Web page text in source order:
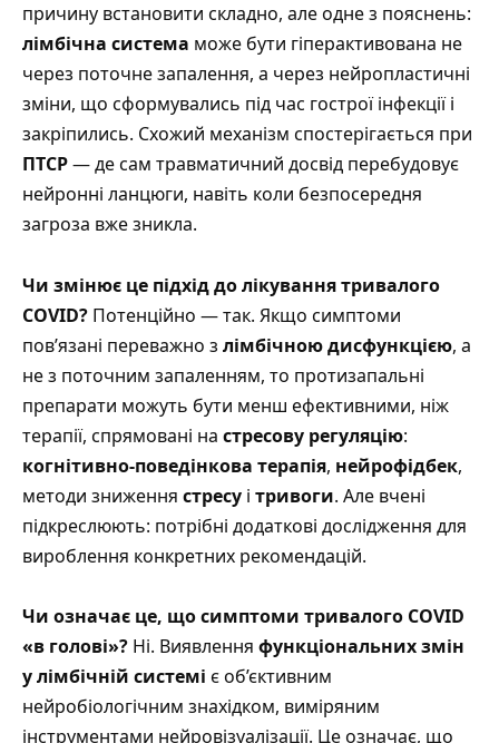
причину встановити складно, але одне з пояснень:
лімбічна система може бути гіперактивована не
через поточне запалення, а через нейропластичні
зміни, що сформувались під час гострої інфекції і
закріпились. Схожий механізм спостерігається при
ПТСР— де сам травматичний досвід перебудовує
нейронні ланцюги, навіть коли безпосередня
загроза вже зникла.
Чи змінює це підхід до лікування тривалого
COVID? Потенційно — так. Якщо симптоми
пов’язані переважно з лімбічною дисфункцією, а
не з поточним запаленням, то протизапальні
препарати можуть бути менш ефективними, ніж
терапії, спрямовані на стресову регуляцію:
когнітивно-поведінкова терапія, нейрофідбек,
методи зниження стресу і тривоги. Але вчені
підкреслюють: потрібні додаткові дослідження для
вироблення конкретних рекомендацій.
Чи означає це, що симптоми тривалого COVID
«в голові»? Ні. Виявлення функціональних змін
у лімбічній системі є об’єктивним
нейробіологічним знахідком, виміряним
інструментами нейровізуалізації. Це означає, що